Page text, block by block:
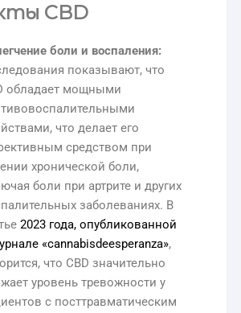
CBD
боли и воспаления:
показывают, что
обладает мощными
что делает его
средством при
хронической боли,
боли при артрите и других
заболеваниях. В
2023 года, опубликованной
«cannabisdeesperanza»,
что CBD значительно
уровень тревожности у
с посттравматическим